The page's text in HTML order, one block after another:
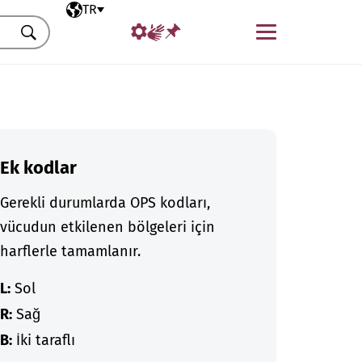
Seçili dil
TR
Menü
Ara
Ek kodlar
Gerekli durumlarda OPS kodları,
vücudun etkilenen bölgeleri için
harflerle tamamlanır.
L:Sol
R:Sağ
B:İki taraflı